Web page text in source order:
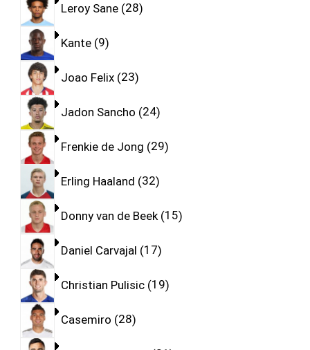
Leroy Sane 28
Kante 9
Joao Felix 23
Jadon Sancho 24
Frenkie de Jong 29
Erling Haaland 32
Donny van de Beek 15
Daniel Carvajal 17
Christian Pulisic 19
Casemiro 28